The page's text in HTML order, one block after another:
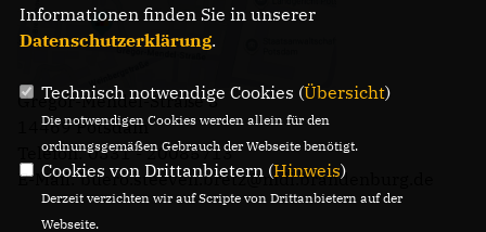
Gregor-Mendel-Straße 3
14469 Potsdam
Telefon: 0331 - 20085713
E-Mail: buero.steeven.bretz@mdl.brandenburg.de
Informationen finden Sie in unserer
Datenschutzerklärung.
Technisch notwendige Cookies (Übersicht)
Die notwendigen Cookies werden allein für den
ordnungsgemäßen Gebrauch der Webseite benötigt.
Cookies von Drittanbietern (Hinweis)
Derzeit verzichten wir auf Scripte von Drittanbietern auf der
Webseite.